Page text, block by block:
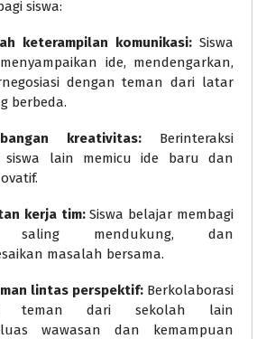
siswa:
keterampilan komunikasi: Siswa
ide, mendengarkan,
dengan teman dari latar
berbeda.
kreativitas: Berinteraksi
siswa lain memicu ide baru dan
kerja tim:Siswa belajar membagi
saling mendukung, dan
masalah bersama.
lintas perspektif: Berkolaborasi
teman dari sekolah lain
wawasan dan kemampuan